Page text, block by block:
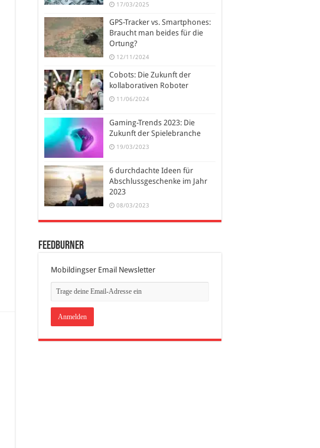
17/03/2025
GPS-Tracker vs. Smartphones:
Braucht man beides für die
Ortung?
12/11/2024
Cobots: Die Zukunft der
kollaborativen Roboter
11/06/2024
Gaming-Trends 2023: Die
Zukunft der Spielebranche
19/03/2023
6 durchdachte Ideen für
Abschlussgeschenke im Jahr
2023
08/03/2023
FeedBurner
Mobildingser Email Newsletter